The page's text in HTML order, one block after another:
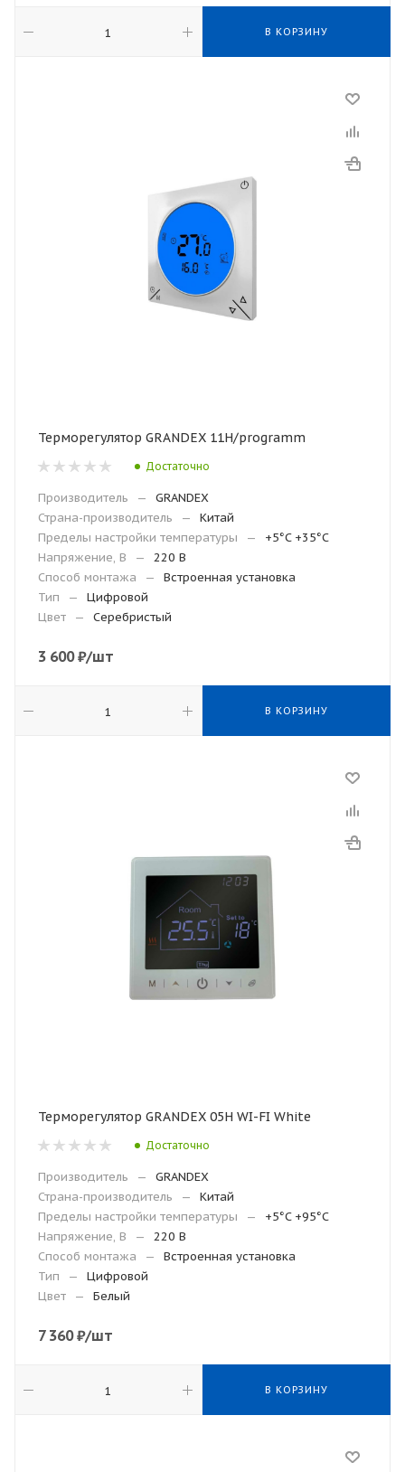
В КОРЗИНУ
Терморегулятор GRANDEX 11H/programm
Достаточно
Производитель —
GRANDEX
Страна-производитель
—
Китай
Пределы настройки температуры
—
+5°C +35°C
Напряжение, В
—
220 В
Способ монтажа
—
Встроенная установка
Тип
—
Цифровой
Цвет
— Cеребристый
3 600₽/шт
В КОРЗИНУ
Терморегулятор GRANDEX 05H WI-FI White
Достаточно
Производитель —
GRANDEX
Страна-производитель
—
Китай
Пределы настройки температуры
—
+5°C +95°C
Напряжение, В
—
220 В
Способ монтажа
—
Встроенная установка
Тип
—
Цифровой
Цвет
— Белый
7 360₽/шт
В КОРЗИНУ